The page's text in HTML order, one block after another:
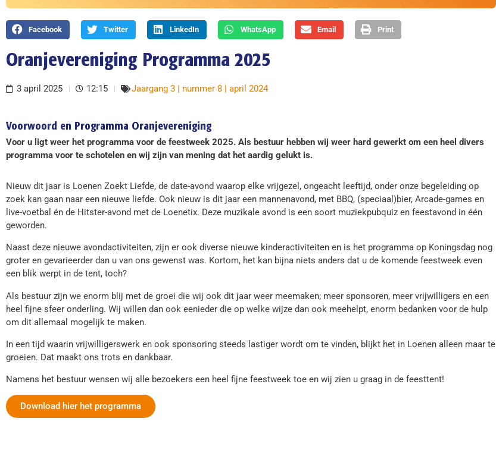
Facebook Twitter LinkedIn WhatsApp Email Print
Oranjevereniging Programma 2025
3 april 2025 12:15 Jaargang 3 | nummer 8 | april 2024
Voorwoord en Programma Oranjevereniging
Voor u ligt weer het programma voor de feestweek 2025. Als bestuur hebben wij weer hard gewerkt om een heel divers
programma voor te schotelen en wij zijn van mening dat het aardig gelukt is.
Nieuw dit jaar is Loenen Zoekt Liefde, de date-avond waarop elke vrijgezel, ongeacht leeftijd, onder onze begeleiding op
zoek kan gaan naar een nieuwe liefde. Ook nieuw is dit jaar een mannenavond, met BBQ, (speciaal)bier, Arcade-games en
live-voetbal én de Hitster-avond met de Loenetix. Deze muzikale avond is een soort muziekpubquiz en feestavond in één
geworden.
Naast deze nieuwe avondactiviteiten, zijn er ook diverse nieuwe kinderactiviteiten en is het programma op Koningsdag nog
groter en gevarieerder dan u van ons gewenst was. Kortom, het kan bijna niets anders dat u de komende feestweek even
een blik werpt in de tent, toch?
Als bestuur zijn we enorm blij met de groei die wij ook dit jaar weer meemaken; meer sponsoren, meer vrijwilligers en een
heel fijne sfeer onderling. Wij willen dan ook eenieder die op welke wijze dan ook meehelpt, enorm bedanken voor de hulp
om dit allemaal mogelijk te maken.
In een tijd waarin vrijwilligerswerk en ook sponsoring steeds lastiger wordt om te vinden, blijkt het in Loenen alleen maar te
groeien. Dat maakt ons trots en dankbaar.
Namens het bestuur wensen wij alle bezoekers een heel fijne feestweek toe en wij zien u graag in de feesttent!
Download hier het programma